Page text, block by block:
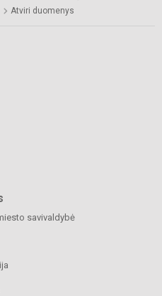
Atviri duomenys
savivaldybė